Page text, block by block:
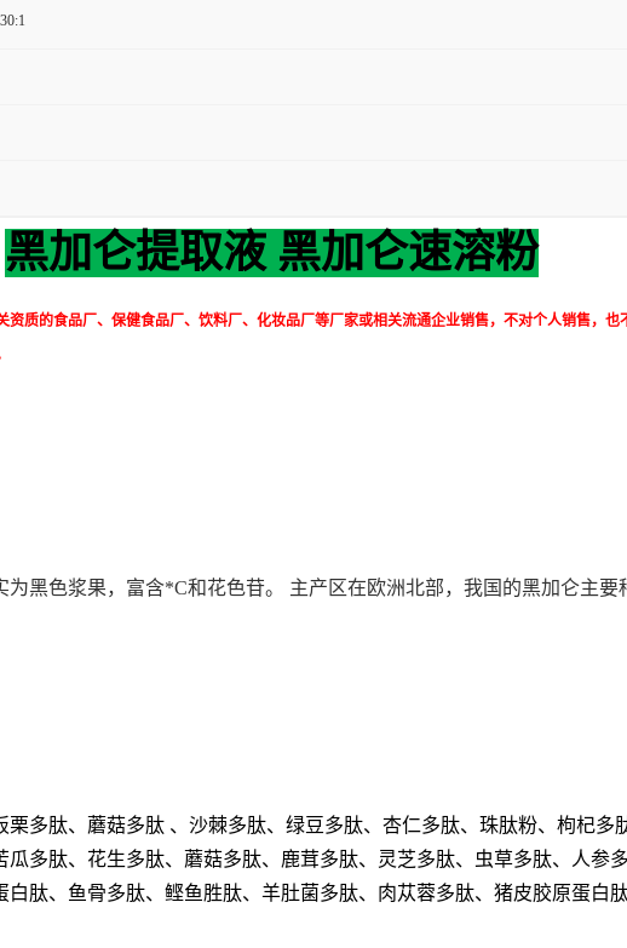
黑加仑提取液 黑加仑速溶粉
质的食品厂、保健食品厂、饮料厂、化妆品厂等厂家或相关流通企业销售，不对个人销售，
黑色浆果，富含*C和花色苷。 主产区在欧洲北部，我国的黑加仑主
栗多肽、蘑菇多肽 、沙棘多肽、绿豆多肽、杏仁多肽、珠肽粉、枸杞多
多肽、花生多肽、蘑菇多肽、鹿茸多肽、灵芝多肽、虫草多肽、人参
肽、鱼骨多肽、鲣鱼胜肽、羊肚菌多肽、肉苁蓉多肽、猪皮胶原蛋白